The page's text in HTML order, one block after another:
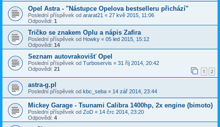
Opel Astra - "Nástupce Opelova bestselleru přichází"
Poslední příspěvek od ararat21 « 27 kvě 2015, 11:06
Odpovědi: 1
Tričko se znakem Oplu a nápis Zafira
Poslední příspěvek od Howky « 05 led 2015, 15:12
Odpovědi: 14
Seznam autovrakovišť Opel
Poslední příspěvek od Turboservis « 31 říj 2014, 20:42
Odpovědi: 21 1 2
astra-g.pl
Poslední příspěvek od kbc_seba « 14 zář 2014, 23:44
Mickey Garage - Tsunami Calibra 1400hp, 2x engine (bimoto)
Poslední příspěvek od ZoD « 14 črc 2014, 23:20
Odpovědi: 4